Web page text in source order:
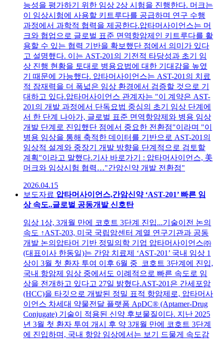
능성을 평가하기 위한 임상 2상 시험을 진행한다. 머크는
이 임상시험에 사용할 키트루다를 공급하며 연구 수행
과정에서 과학적 협력을 제공한다.압타머사이언스는 머
크와 협업으로 글로벌 표준 면역항암제인 키트루다를 활
용할 수 있는 협력 기반을 확보했단 점에서 의미가 있다
고 설명했다. 이는 AST-201의 기전적 타당성과 초기 임
상 진행 현황을 토대로 병용요법에 대한 기대감을 높였
기 때문에 가능했다. 압타머사이언스는 AST-201의 치료
적 잠재력을 더 폭넓은 임상 환경에서 검증할 것으로 기
대하고 있다.압타머사이언스 관계자는 "이 계약은 AST-
201의 개발 과정에서 단독요법 중심의 초기 임상 단계에
서 한 단계 나아가, 글로벌 표준 면역항암제와 병용 임상
개발 단계로 진입했단 점에서 중요한 전환점"이라며 "이
병용 임상을 통해 축적한 데이터를 기반으로 AST-201의
임상적 설계와 중장기 개발 방향을 단계적으로 검토할
계획"이라고 말했다.기사 바로가기 : 압타머사이언스, 美
머크와 임상시험 협력…"간암신약 개발 전환점"
2026.04.15
보도자료 압타머사이언스,간암신약 ‘AST-201’ 빠른 임
상 속도..글로벌 공동개발 신호탄
임상 1상, 3개월 만에 코호트 3단계 진입...기술이전 논의
속도 ↑AST-203, 미국 국립암센터 계열 연구기관과 공동
개발 논의압타머 기반 정밀의학 기업 압타머사이언스㈜
(대표이사 한동일)는 간암 치료제 ‘AST‑201’ 국내 임상 1
상이 3월 첫 환자 투여 이후 6월 중 코호트 3단계에 진입,
국내 항암제 임상 중에서도 이례적으로 빠른 속도로 임
상을 전개하고 있다고 27일 밝혔다.AST-201은 간세포암
(HCC)을 타깃으로 개발된 정밀 표적 항암제로, 압타머사
이언스 차세대 약물전달 플랫폼 ApDC® (Aptamer-Drug
Conjugate) 기술이 적용된 신약 후보물질이다. 지난 2025
년 3월 첫 환자 투여 개시 후 약 3개월 만에 코호트 3단계
에 진입하며, 국내 항암 임상에서는 보기 드물게 속도감